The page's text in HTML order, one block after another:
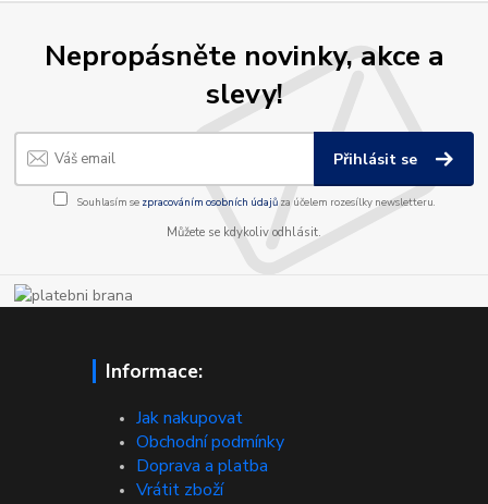
Nepropásněte novinky, akce a
slevy!
Přihlásit se
Souhlasím se zpracováním osobních údajůza účelem rozesílky newsletteru.
Můžete se kdykoliv odhlásit.
Informace:
Jak nakupovat
Obchodní podmínky
Doprava a platba
Vrátit zboží